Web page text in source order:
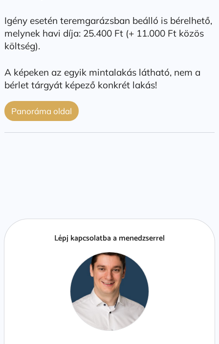
Igény esetén teremgarázsban beálló is bérelhető,
melynek havi díja: 25.400 Ft (+ 11.000 Ft közös
költség).
A képeken az egyik mintalakás látható, nem a
bérlet tárgyát képező konkrét lakás!
Panoráma oldal
Lépj kapcsolatba a menedzserrel